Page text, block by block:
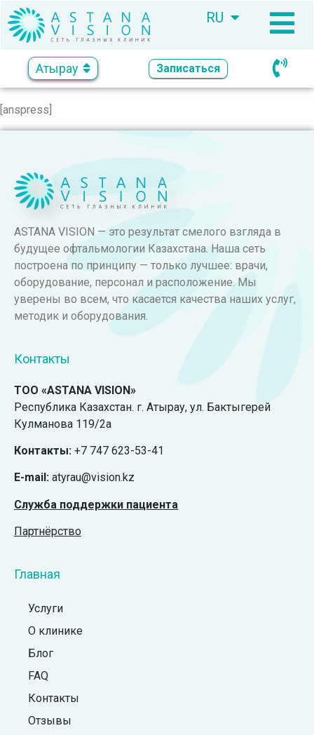
RU
KZ
Атырау Записаться
[anspress]
ASTANA VISION — это результат смелого взгляда в
будущее офтальмологии Казахстана. Наша сеть
построена по принципу — только лучшее: врачи,
оборудование, персонал и расположение. Мы
уверены во всем, что касается качества наших услуг,
методик и оборудования.
Контакты
ТОО «ASTANA VISION»
Республика Казахстан. г. Атырау, ул. Бактыгерей
Кулманова 119/2а
Контакты: +7 747 623-53-41
E-mail: atyrau@vision.kz
Служба поддержки пациента
Партнёрство
Главная
Услуги
О клинике
Блог
FAQ
Контакты
Отзывы